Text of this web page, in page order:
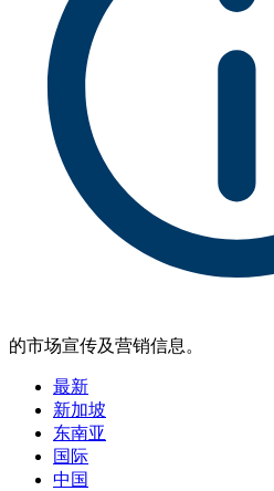
的市场宣传及营销信息。
最新
新加坡
东南亚
国际
中国